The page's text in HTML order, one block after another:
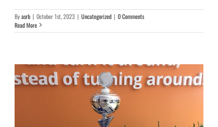
Byasrb | October 1st, 2023 | Uncategorized | 0 Comments
Read More